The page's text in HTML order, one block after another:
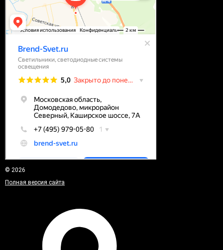
© 2026
Полная версия сайта